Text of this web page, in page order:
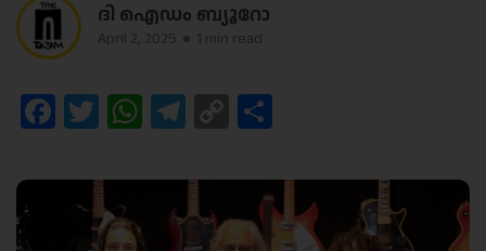
ദി ഐഡം ബ്യൂറോ
Facebook
Twitter
WhatsApp
Telegram
Copy
Link